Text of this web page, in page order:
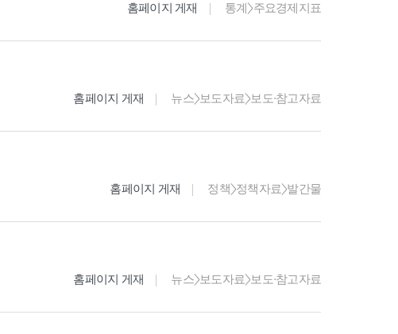
홈페이지 게재 통계>주요경제지표
홈페이지 게재 뉴스>보도자료>보도·참고자료
홈페이지 게재 정책>정책자료>발간물
홈페이지 게재 뉴스>보도자료>보도·참고자료